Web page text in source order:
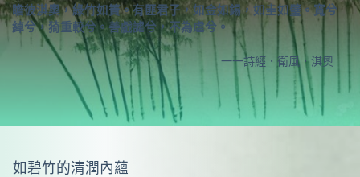
瞻彼淇奧，綠竹如簀。有匪君子，如金如錫，如圭如璧。寬兮
綽兮，猗重較兮。善戲謔兮，不為虐兮。
一一詩經．衛風．淇奧
如碧竹的清潤內蘊